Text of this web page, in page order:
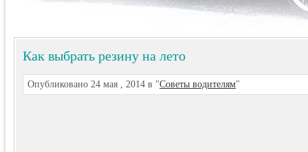
Как выбрать резину на лето
Опубликовано 24 мая , 2014 в "Советы водителям"